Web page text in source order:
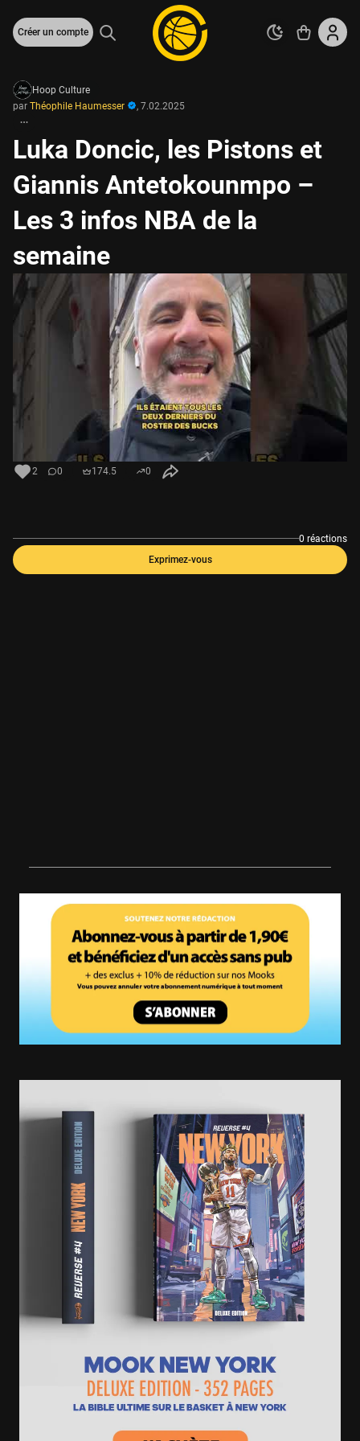
Créer un compte
Hoop Culture
par Théophile Haumesser , 7.02.2025
Luka Doncic, les Pistons et
Giannis Antetokounmpo –
Les 3 infos NBA de la
semaine
2 0 174.5 0
0 réactions
Exprimez-vous